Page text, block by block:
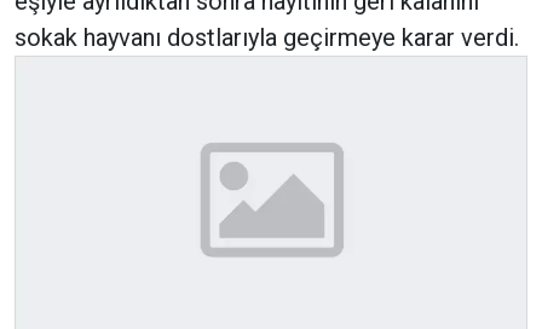
sokak hayvanı dostlarıyla geçirmeye karar verdi.